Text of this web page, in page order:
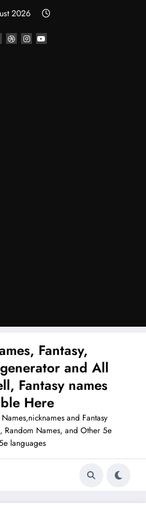
2026
Fantasy,
and All
Fantasy names
Here
and Fantasy
Random Names, and Other 5e
languages